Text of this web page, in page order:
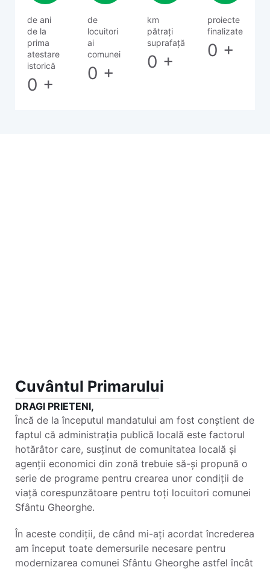
de ani
de la
prima
atestare
istorică
0 +
de
locuitori
ai
comunei
0 +
km
pătrați
suprafață
0 +
proiecte
finalizate
0 +
Cuvântul Primarului
DRAGI PRIETENI,
Încă de la începutul mandatului am fost conștient de
faptul că administrația publică locală este factorul
hotărâtor care, susținut de comunitatea locală și
agenții economici din zonă trebuie să-și propună o
serie de programe pentru crearea unor condiții de
viață corespunzătoare pentru toți locuitori comunei
Sfântu Gheorghe.
În aceste condiții, de când mi-ați acordat încrederea
am început toate demersurile necesare pentru
modernizarea comunei Sfântu Gheorghe astfel încât